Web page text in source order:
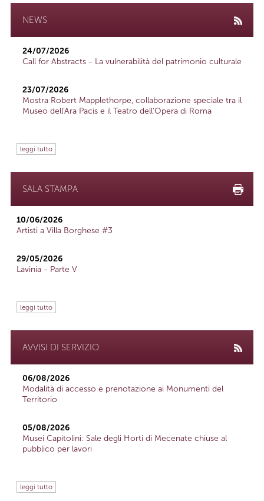
NEWS
24/07/2026
Call for Abstracts - La vulnerabilità del patrimonio culturale
23/07/2026
Mostra Robert Mapplethorpe, collaborazione speciale tra il
Museo dell'Ara Pacis e il Teatro dell'Opera di Roma
leggi tutto
SALA STAMPA
10/06/2026
Artisti a Villa Borghese #3
29/05/2026
Lavinia - Parte V
leggi tutto
AVVISI DI SERVIZIO
06/08/2026
Modalità di accesso e prenotazione ai Monumenti del
Territorio
05/08/2026
Musei Capitolini: Sale degli Horti di Mecenate chiuse al
pubblico per lavori
leggi tutto